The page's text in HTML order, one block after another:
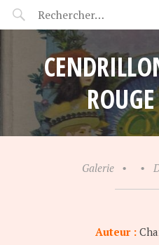
POP-UP FÉERIE
Galerie • •
Auteur :